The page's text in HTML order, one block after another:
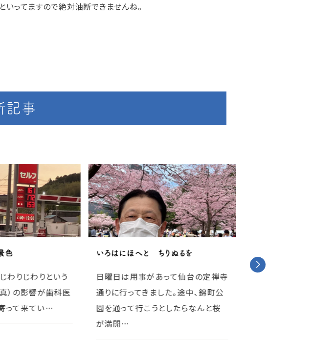
ってますので絶対油断できませんね。
記事
色
わりじわりという
）の影響が歯科医
って来てい…
いろはにほへと ちりぬるを
日曜日は用事があって仙台の定禅寺
通りに行ってきました。途中、錦町公
園を通って行こうとしたらなんと桜
が満開…
昨日は春分の日でし